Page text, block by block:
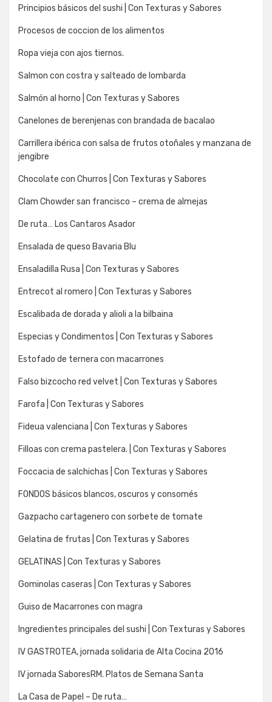
Principios básicos del sushi | Con Texturas y Sabores
Procesos de coccion de los alimentos
Ropa vieja con ajos tiernos.
Salmon con costra y salteado de lombarda
Salmón al horno | Con Texturas y Sabores
Canelones de berenjenas con brandada de bacalao
Carrillera ibérica con salsa de frutos otoñales y manzana de
jengibre
Chocolate con Churros | Con Texturas y Sabores
Clam Chowder san francisco – crema de almejas
De ruta… Los Cantaros Asador
Ensalada de queso Bavaria Blu
Ensaladilla Rusa | Con Texturas y Sabores
Entrecot al romero | Con Texturas y Sabores
Escalibada de dorada y alioli a la bilbaina
Especias y Condimentos | Con Texturas y Sabores
Estofado de ternera con macarrones
Falso bizcocho red velvet | Con Texturas y Sabores
Farofa | Con Texturas y Sabores
Fideua valenciana | Con Texturas y Sabores
Filloas con crema pastelera. | Con Texturas y Sabores
Foccacia de salchichas | Con Texturas y Sabores
FONDOS básicos blancos, oscuros y consomés
Gazpacho cartagenero con sorbete de tomate
Gelatina de frutas | Con Texturas y Sabores
GELATINAS | Con Texturas y Sabores
Gominolas caseras | Con Texturas y Sabores
Guiso de Macarrones con magra
Ingredientes principales del sushi | Con Texturas y Sabores
IV GASTROTEA, jornada solidaria de Alta Cocina 2016
IV jornada SaboresRM. Platos de Semana Santa
La Casa de Papel – De ruta…